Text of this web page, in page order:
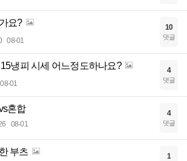
요?
08-01
10
댓글
냉피 시세 어느정도하나요?
08-01
4
댓글
혼합
08-01
4
댓글
부츠 1